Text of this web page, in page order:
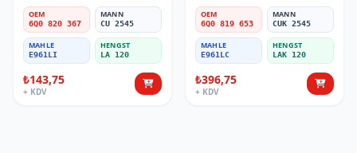
OEM
6Q0 820 367
MANN
CU 2545
MAHLE
E961LI
HENGST
LA 120
₺143,75
+ KDV
OEM
6Q0 819 653
MANN
CUK 2545
MAHLE
E961LC
HENGST
LAK 120
₺396,75
+ KDV